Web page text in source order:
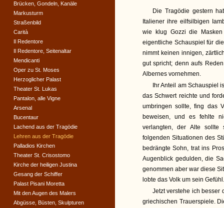
Die Tragödie gestern
Italiener ihre eilfsilbigen
wie klug Gozzi die
eigentliche Schauspiel für
nimmt keinen innigen,
gut spricht; denn aufs
Albernes vornehmen.
Ihr Anteil am Schauspiel
das Schwert reichte und
umbringen sollte, fing das
beweisen, und es fehlte
verlangten, der Alte sollte
folgenden Situationen des
bedrängte Sohn, trat ins
Augenblick gedulden, die
genommen aber war diese
lobte das Volk um sein Gefühl.
Jetzt verstehe ich besser
griechischen Trauerspiele.
Brücken, Gondeln, Kanäle
Markusturm
Straßenbild
Carità
Il Redentore
Il Redentore, Seitenaltar
Mendicanti
Oper zu St. Moses
Herzoglicher Palast
Theater St. Lukas
Pantalon, alle Vigne
Arsenal
Bucentaur
Lachend aus der Tragödie
Lehren aus der Tragödie
Palladios Kirchen
Theater St. Crisostomo
Kirche der heiligen Justina
Gesang der Schiffer
Palast Pisani Moretta
Mit den Augen des Malers
Abgüsse, Büsten, Skulpturen